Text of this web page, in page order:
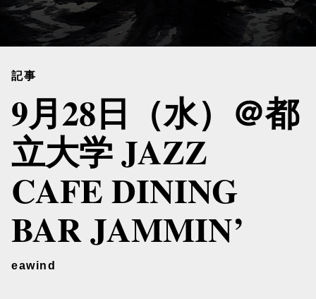
記事
9月28日（水）＠都
立大学 JAZZ
CAFE DINING
BAR JAMMIN’
eawind